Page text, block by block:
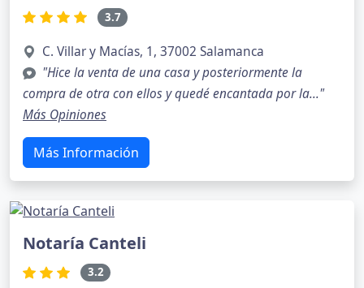
3.7
C. Villar y Macías, 1, 37002 Salamanca
"Hice la venta de una casa y posteriormente la
compra de otra con ellos y quedé encantada por la..."
Más Opiniones
Más Información
Notaría Canteli
3.2